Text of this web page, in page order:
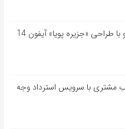
طرح‌های مفهومی آیپد پرو با طراحی «جزیره پویا» آیفون 14
مشتری با سرویس استرداد وجه